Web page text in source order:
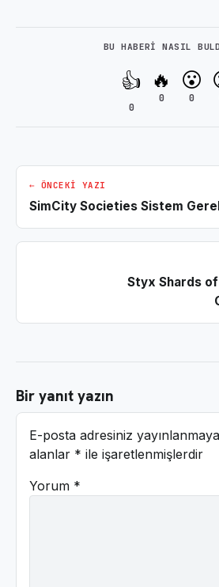
BU HABERI NASIL
👍
0
🔥
0
😮
0
← ÖNCEKI YAZI
SimCity Societies Sistem
Styx Shards
Bir yanıt yazın
E-posta adresiniz
alanlar * ile işaretlenmişlerdir
Yorum *